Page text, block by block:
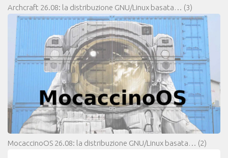
Archcraft 26.08: la distribuzione GNU/Linux basata… (3)
MocaccinoOS 26.08: la distribuzione GNU/Linux basata… (2)